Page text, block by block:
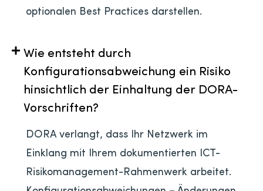
optionalen Best Practices darstellen.
Wie entsteht durch
Konfigurationsabweichung ein Risiko
hinsichtlich der Einhaltung der DORA-
Vorschriften?
DORA verlangt, dass Ihr Netzwerk im
Einklang mit Ihrem dokumentierten ICT-
Risikomanagement-Rahmenwerk arbeitet.